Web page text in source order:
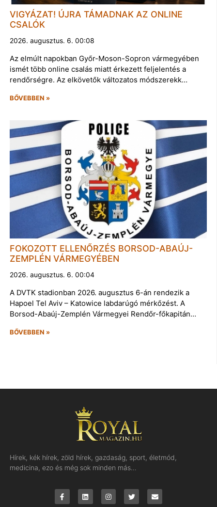
VIGYÁZAT! ÚJRA TÁMADNAK AZ ONLINE
CSALÓK
2026. augusztus. 6. 00:08
Az elmúlt napokban Győr-Moson-Sopron vármegyében
ismét több online csalás miatt érkezett feljelentés a
rendőrségre. Az elkövetők változatos módszerekk…
BŐVEBBEN »
FOKOZOTT ELLENŐRZÉS BORSOD-ABAÚJ-
ZEMPLÉN VÁRMEGYÉBEN
2026. augusztus. 6. 00:04
A DVTK stadionban 2026. augusztus 6-án rendezik a
Hapoel Tel Aviv – Katowice labdarúgó mérkőzést. A
Borsod-Abaúj-Zemplén Vármegyei Rendőr-főkapitán…
BŐVEBBEN »
Hírek, kék hírek, zöld hírek, gazdaság, sport, életmód,
medicina, ezo és még sok minden más…